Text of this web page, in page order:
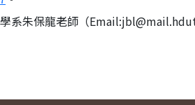
系朱保龍老師（